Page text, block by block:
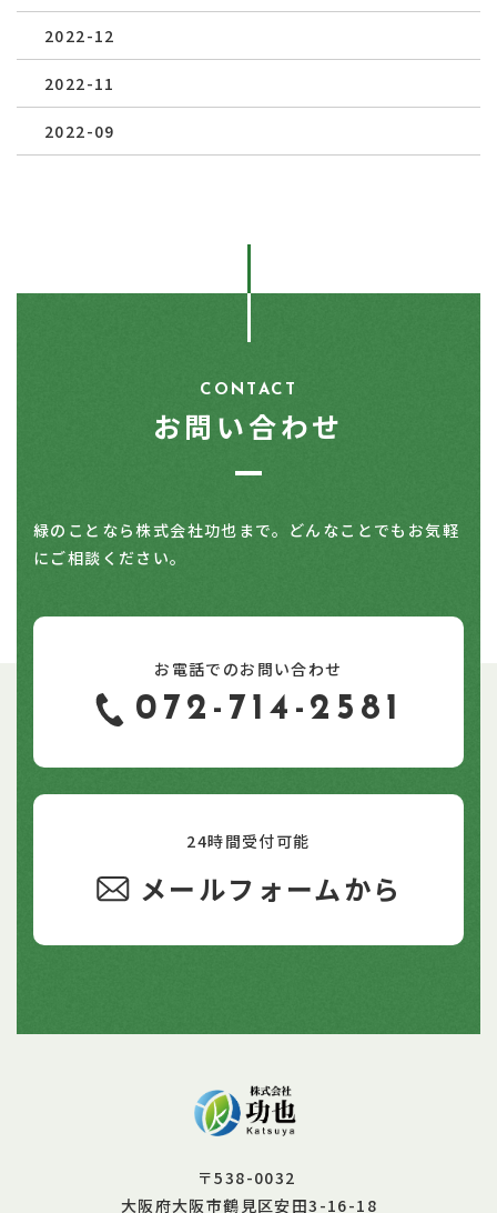
2022-12
2022-11
2022-09
CONTACT
お問い合わせ
緑のことなら株式会社功也まで。どんなことでもお気軽
にご相談ください。
お電話でのお問い合わせ
072-714-2581
24時間受付可能
メールフォームから
〒538-0032
大阪府大阪市鶴見区安田3-16-18